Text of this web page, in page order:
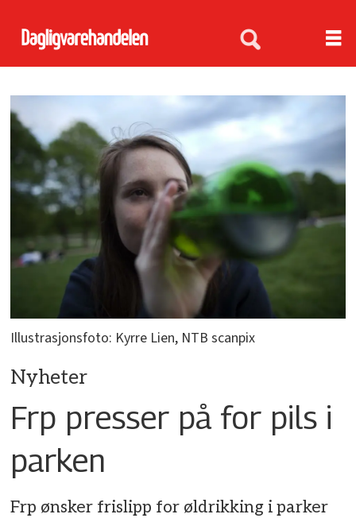
Illustrasjonsfoto: Kyrre Lien, NTB scanpix
Nyheter
Frp presser på for pils i
parken
Frp ønsker frislipp for øldrikking i parker